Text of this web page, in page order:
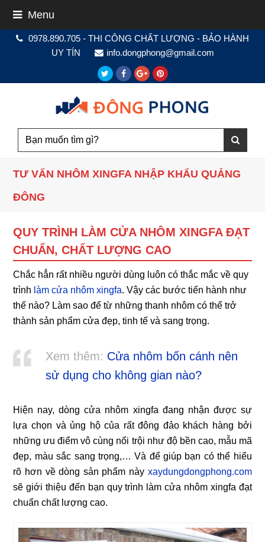
Menu
0978.890.705 - THI CÔNG CHẤT LƯỢNG - BẢO HÀNH
UY TÍN
info.dongphong@gmail.com
TwitterFacebook
GooglePinterest
TƯ VẤN NHÔM XINGFA NHẬP KHẨU QUẢNG
ĐÔNG
QUY TRÌNH LÀM CỬA NHÔM XINGFA ĐẠT
CHUẨN, CHẤT LƯỢNG CAO
Chắc hẳn rất nhiều người dùng luôn có thắc mắc về quy
trình làm cửa nhôm xingfa. Vậy các bước tiến hành như
thế nào? Làm sao để từ những thanh nhôm có thể trở
thành sản phẩm cửa đẹp, tinh tế và sang trọng.
Xem thêm: Cửa nhôm bốn cánh nên
sử dụng cho không gian nào?
Hiện nay, dòng cửa nhôm xingfa đang nhận được sự
lựa chọn và ủng hộ của rất đông đảo khách hàng bởi
những ưu điểm vô cùng nổi trội như độ bền cao, mẫu mã
đẹp, màu sắc sang trọng,… Và để giúp bạn có thể hiểu
rõ hơn về dòng sản phẩm này xaydungdongphong.com
sẽ giới thiệu đến bạn quy trình làm cửa nhôm xingfa đạt
chuẩn chất lượng cao.